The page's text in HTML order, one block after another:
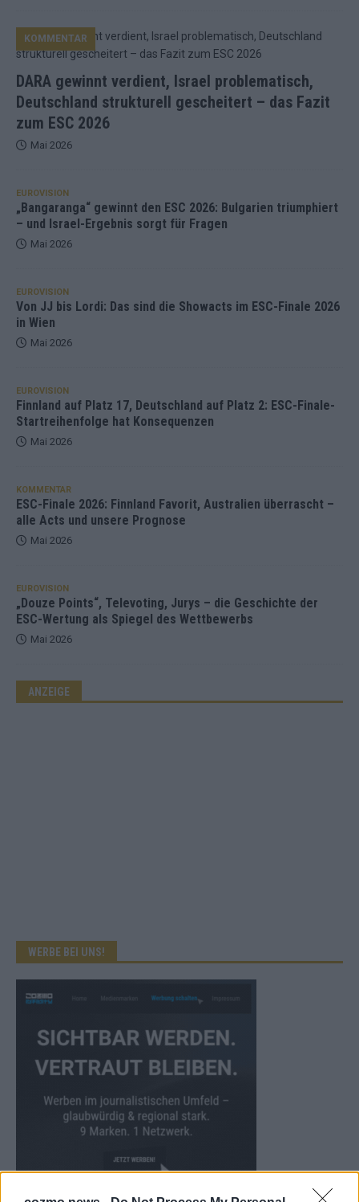
DARA gewinnt verdient, Israel problematisch,
Deutschland strukturell gescheitert – das Fazit
zum ESC 2026
KOMMENTAR
Mai 2026
EUROVISION
„Bangaranga“ gewinnt den ESC 2026: Bulgarien triumphiert
– und Israel-Ergebnis sorgt für Fragen
Mai 2026
EUROVISION
Von JJ bis Lordi: Das sind die Showacts im ESC-Finale 2026
in Wien
Mai 2026
EUROVISION
Finnland auf Platz 17, Deutschland auf Platz 2: ESC-Finale-
Startreihenfolge hat Konsequenzen
Mai 2026
KOMMENTAR
ESC-Finale 2026: Finnland Favorit, Australien überrascht –
alle Acts und unsere Prognose
Mai 2026
EUROVISION
„Douze Points“, Televoting, Jurys – die Geschichte der
ESC-Wertung als Spiegel des Wettbewerbs
Mai 2026
ANZEIGE
WERBE BEI UNS!